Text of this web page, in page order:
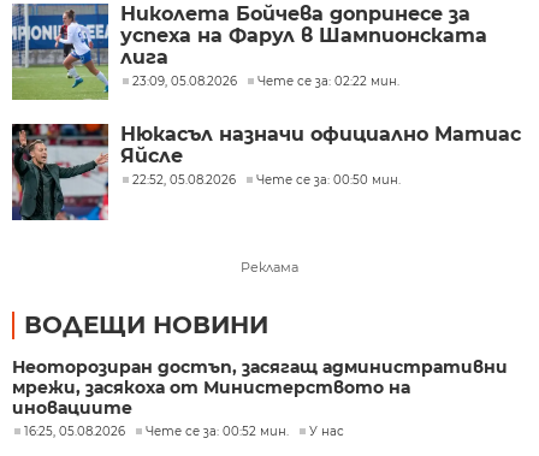
Николета Бойчева допринесе за
успеха на Фарул в Шампионската
лига
23:09, 05.08.2026 Чете се за: 02:22 мин.
Нюкасъл назначи официално Матиас
Яйсле
22:52, 05.08.2026 Чете се за: 00:50 мин.
Реклама
ВОДЕЩИ НОВИНИ
Неоторозиран достъп, засягащ административни
мрежи, засякоха от Министерството на
иновациите
16:25, 05.08.2026 Чете се за: 00:52 мин. У нас